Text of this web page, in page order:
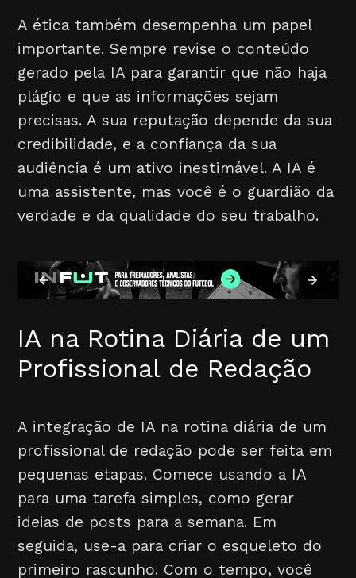
A ética também desempenha um papel
importante. Sempre revise o conteúdo
gerado pela IA para garantir que não haja
plágio e que as informações sejam
precisas. A sua reputação depende da sua
credibilidade, e a confiança da sua
audiência é um ativo inestimável. A IA é
uma assistente, mas você é o guardião da
verdade e da qualidade do seu trabalho.
IA na Rotina Diária de um
Profissional de Redação
A integração de IA na rotina diária de um
profissional de redação pode ser feita em
pequenas etapas. Comece usando a IA
para uma tarefa simples, como gerar
ideias de posts para a semana. Em
seguida, use-a para criar o esqueleto do
primeiro rascunho. Com o tempo, você